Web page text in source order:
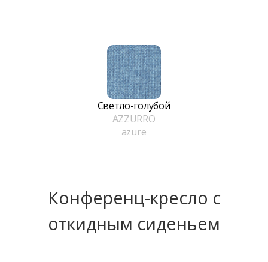
Светло-голубой
AZZURRO
azure
Конференц-кресло с
откидным сиденьем